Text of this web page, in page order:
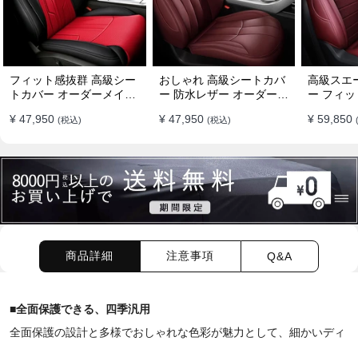
フィット感抜群 高級シー
トカバー オーダーメイド
全席セット
¥ 47,950 (税込)
おしゃれ 高級シートカバ
ー 防水レザー オーダーメ
全席セット
¥ 47,950 (税込)
高級スエ
ー フィ
全席セッ
¥ 59,850
商品詳細 注意事項 Q&A
■全面保護できる、四季汎用
全面保護の設計と多様でおしゃれな色彩が魅力として、細かいディ